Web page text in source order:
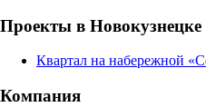
Проекты в Новокузнецке
Квартал на набережной
Компания